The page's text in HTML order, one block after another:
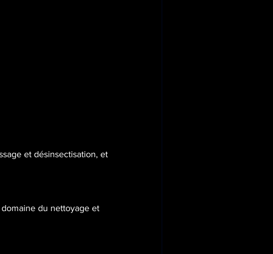
et désinsectisation, et
du nettoyage et